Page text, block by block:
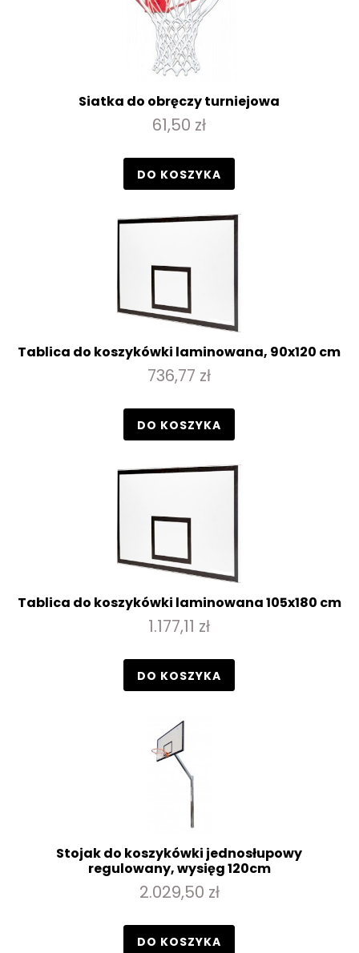
Siatka do obręczy turniejowa
61,50 zł
DO KOSZYKA
Tablica do koszykówki laminowana, 90x120 cm
736,77 zł
DO KOSZYKA
Tablica do koszykówki laminowana 105x180 cm
1.177,11 zł
DO KOSZYKA
Stojak do koszykówki jednosłupowy
regulowany, wysięg 120cm
2.029,50 zł
DO KOSZYKA